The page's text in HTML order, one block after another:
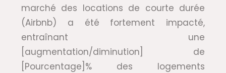
marché des locations de courte durée
(Airbnb) a été fortement impacté,
entraînant une
[augmentation/diminution] de
[Pourcentage]% des logements